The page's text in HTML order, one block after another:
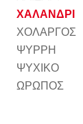
ΧΑΛΑΝΔΡΙ
ΧΟΛΑΡΓΟΣ
ΨΥΡΡΗ
ΨΥΧΙΚΟ
ΩΡΩΠΟΣ